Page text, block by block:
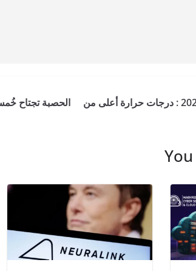
خلال ماي وجوان وجويلية 2025 : درجات حرارة أعلى من
الحصبة تجتاح خُمس